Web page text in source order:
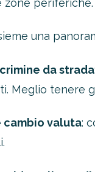
una
da strada
Meglio tenere
cambio valuta: